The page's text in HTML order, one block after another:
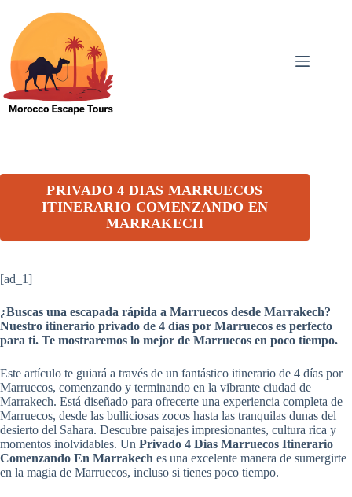
content
PRIVADO 4 DIAS MARRUECOS
ITINERARIO COMENZANDO EN
MARRAKECH
[ad_1]
¿Buscas una escapada rápida a Marruecos desde Marrakech?
Nuestro itinerario privado de 4 días por Marruecos es perfecto
para ti. Te mostraremos lo mejor de Marruecos en poco tiempo.
Este artículo te guiará a través de un fantástico itinerario de 4 días por
Marruecos, comenzando y terminando en la vibrante ciudad de
Marrakech. Está diseñado para ofrecerte una experiencia completa de
Marruecos, desde las bulliciosas zocos hasta las tranquilas dunas del
desierto del Sahara. Descubre paisajes impresionantes, cultura rica y
momentos inolvidables. Un Privado 4 Dias Marruecos Itinerario
Comenzando En Marrakech es una excelente manera de sumergirte
en la magia de Marruecos, incluso si tienes poco tiempo.